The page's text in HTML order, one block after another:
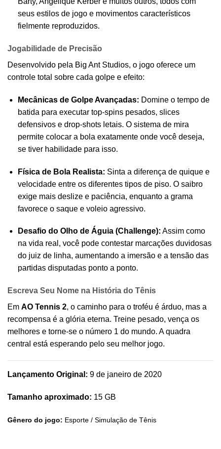
seus estilos de jogo e movimentos característicos
fielmente reproduzidos.
Jogabilidade de Precisão
Desenvolvido pela Big Ant Studios, o jogo oferece um
controle total sobre cada golpe e efeito:
Mecânicas de Golpe Avançadas: Domine o tempo de
batida para executar top-spins pesados, slices
defensivos e drop-shots letais. O sistema de mira
permite colocar a bola exatamente onde você deseja,
se tiver habilidade para isso.
Física de Bola Realista: Sinta a diferença de quique e
velocidade entre os diferentes tipos de piso. O saibro
exige mais deslize e paciência, enquanto a grama
favorece o saque e voleio agressivo.
Desafio do Olho de Águia (Challenge): Assim como
na vida real, você pode contestar marcações duvidosas
do juiz de linha, aumentando a imersão e a tensão das
partidas disputadas ponto a ponto.
Escreva Seu Nome na História do Tênis
Em AO Tennis 2, o caminho para o troféu é árduo, mas a
recompensa é a glória eterna. Treine pesado, vença os
melhores e torne-se o número 1 do mundo. A quadra
central está esperando pelo seu melhor jogo.
Lançamento Original: 9 de janeiro de 2020
Tamanho aproximado: 15 GB
Gênero do jogo: Esporte / Simulação de Tênis